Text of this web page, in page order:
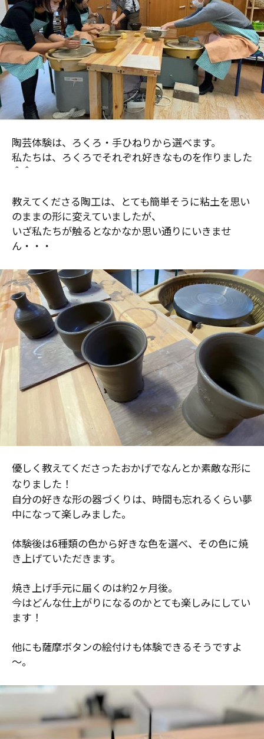
陶芸体験は、ろくろ・手ひねりから選べます。
私たちは、ろくろでそれぞれ好きなものを作りました
＾＾
教えてくださる陶工は、とても簡単そうに粘土を思い
のままの形に変えていましたが、
いざ私たちが触るとなかなか思い通りにいきませ
ん・・・
優しく教えてくださったおかげでなんとか素敵な形に
なりました！
自分の好きな形の器づくりは、時間も忘れるくらい夢
中になって楽しみました。
体験後は6種類の色から好きな色を選べ、その色に焼
き上げていただきます。
焼き上げ手元に届くのは約2ヶ月後。
今はどんな仕上がりになるのかとても楽しみにしてい
ます！
他にも薩摩ボタンの絵付けも体験できるそうですよ
～。